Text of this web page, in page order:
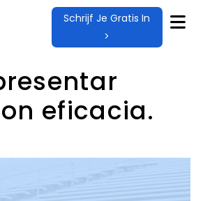
Schrijf Je Gratis In
>
eficacia.